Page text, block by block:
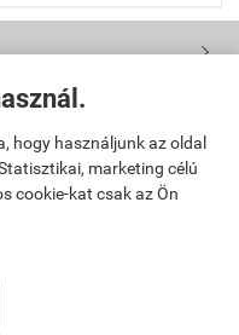
hogy használjunk az oldal
marketing célú
cookie-kat csak az Ön
